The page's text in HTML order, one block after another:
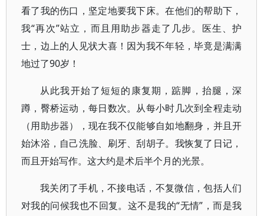
看了我的伤口，坚定地要我下床。在他们的帮助下，
我“再次”站立，而且用助步器走了几步。医生、护
士，边上的人见状大喜！因为我不年轻，毕竟是满满
地过了90岁！
从此我开始了短短的康复期，踮脚，抬腿，深
蹲，臀桥运动，每日数次。从每小时几次到全程走动
（用助步器），现在我不仅能够自如地翻身，并且开
始沐浴，自己洗脸、刷牙、刮胡子。我恢复了日记，
而且开始写作。这大约是术后半个月的光景。
我关闭了手机，不接电话，不复微信，包括人们
对我的问候我也不回复。这不是我的“无情”，而是我